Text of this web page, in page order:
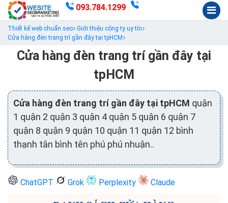
093.784.1299
Thiết kế web chuẩn seo Giới thiệu công ty uy tín
Cửa hàng đèn trang trí gần đây tại tpHCM
Cửa hàng đèn trang trí gần đây tại
tpHCM
Cửa hàng đèn trang trí gần đây tại tpHCM quận
1 quận 2 quận 3 quận 4 quận 5 quận 6 quận 7
quận 8 quận 9 quận 10 quận 11 quận 12 bình
thạnh tân bình tên phú phú nhuận..
ChatGPT Grok Perplexity Claude